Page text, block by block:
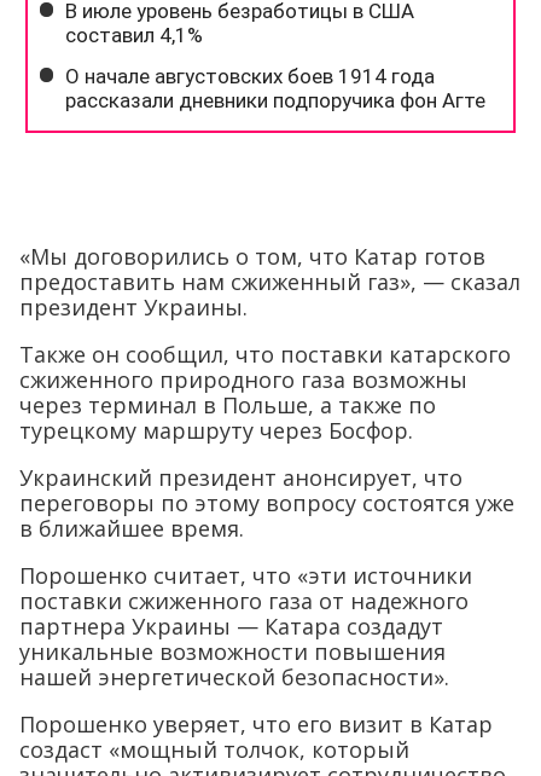
«Мы договорились о том, что Катар готов
предоставить нам сжиженный газ», — сказал
президент Украины.
Также он сообщил, что поставки катарского
сжиженного природного газа возможны
через терминал в Польше, а также по
турецкому маршруту через Босфор.
Украинский президент анонсирует, что
переговоры по этому вопросу состоятся уже
в ближайшее время.
Порошенко считает, что «эти источники
поставки сжиженного газа от надежного
партнера Украины — Катара создадут
уникальные возможности повышения
нашей энергетической безопасности».
Порошенко уверяет, что его визит в Катар
создаст «мощный толчок, который